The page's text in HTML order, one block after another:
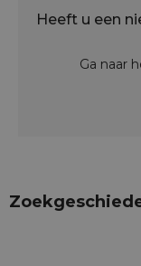
Heeft u een
Ga naar